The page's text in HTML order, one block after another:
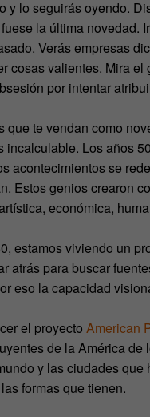
y lo seguirás oyendo.
la última novedad.
Verás empresas
cosas valientes. Mira
por intentar
que te vendan como
Los años
acontecimientos se
Estos genios crearon
económica,
estamos viviendo un
atrás para buscar
eso la capacidad
el proyecto American
de la América
y las ciudades
formas que tienen.